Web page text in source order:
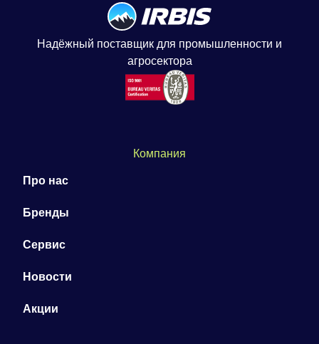
Надёжный поставщик для промышленности и
агросектора
Компания
Про нас
Бренды
Сервис
Новости
Акции